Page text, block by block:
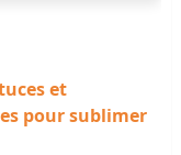
et
pour sublimer